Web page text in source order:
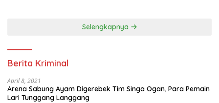
Selengkapnya
Berita Kriminal
April 8, 2021
Arena Sabung Ayam Digerebek Tim Singa Ogan, Para Pemain
Lari Tunggang Langgang